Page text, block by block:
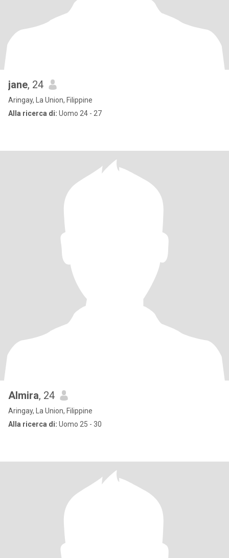
jane, 24
Aringay, La Union, Filippine
Alla ricerca di: Uomo 24 - 27
Almira, 24
Aringay, La Union, Filippine
Alla ricerca di: Uomo 25 - 30